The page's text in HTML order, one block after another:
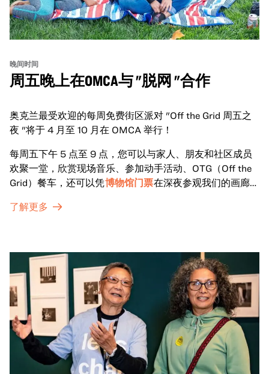
晚间时间
周五晚上在OMCA与 "脱网 "合作
奥克兰最受欢迎的每周免费街区派对 "Off the Grid 周五之
夜 "将于 4 月至 10 月在 OMCA 举行！
每周五下午 5 点至 9 点，您可以与家人、朋友和社区成员
欢聚一堂，欣赏现场音乐、参加动手活动、OTG（Off the
Grid）餐车，还可以凭博物馆门票在深夜参观我们的画廊和
了解更多